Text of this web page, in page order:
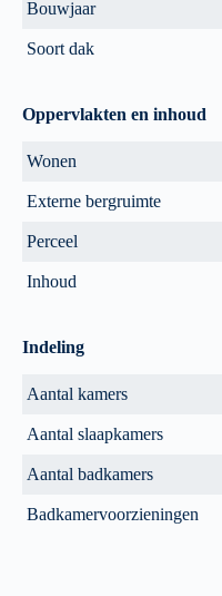
Bouwjaar
Soort dak
Oppervlakten en inhoud
Wonen
Externe bergruimte
Perceel
Inhoud
Indeling
Aantal kamers
Aantal slaapkamers
Aantal badkamers
Badkamervoorzieningen